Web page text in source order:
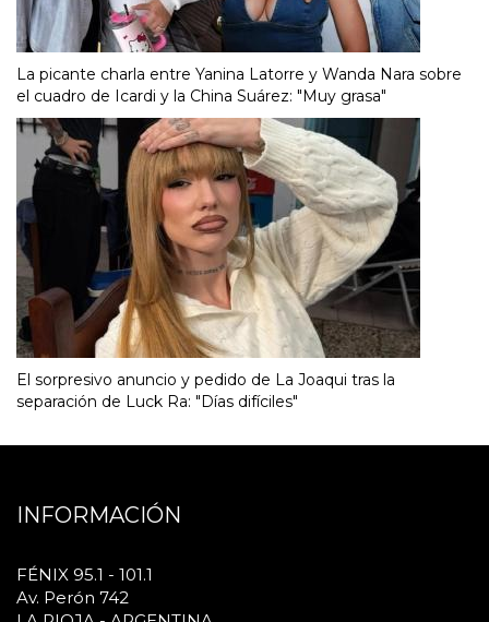
La picante charla entre Yanina Latorre y Wanda Nara sobre
el cuadro de Icardi y la China Suárez: "Muy grasa"
El sorpresivo anuncio y pedido de La Joaqui tras la
separación de Luck Ra: "Días difíciles"
INFORMACIÓN
FÉNIX 95.1 - 101.1
Av. Perón 742